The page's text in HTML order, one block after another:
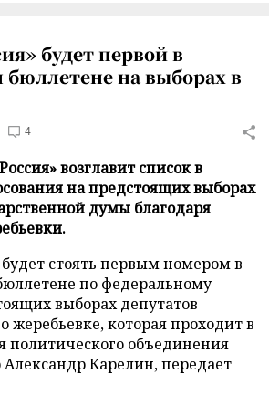
будет первой в
на выборах в
4
возглавит список в
на предстоящих выборах
думы благодаря
стоять первым номером в
по федеральному
выборах депутатов
жеребьевке, которая проходит в
объединения
Александр Карелин, передает